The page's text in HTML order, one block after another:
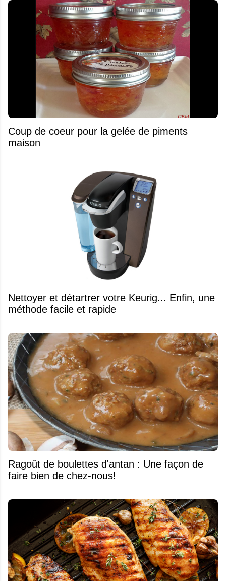
Coup de coeur pour la gelée de piments
maison
Nettoyer et détartrer votre Keurig... Enfin, une
méthode facile et rapide
Ragoût de boulettes d'antan : Une façon de
faire bien de chez-nous!